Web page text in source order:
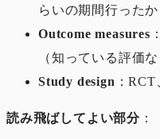
らいの期間行ったか
Outcome measures
（知っている評価
Study design ：
読み飛ばしてよい部分 ：